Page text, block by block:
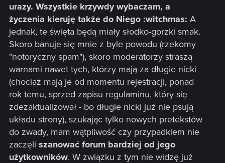
urazy. Wszystkie krzywdy wybaczam, a
życzenia kieruję także do Niego :witchmas: A
jednak, te święta będą miały słodko-gorzki smak.
Skoro banuje się mnie z byle powodu (rzekomy
"notoryczny spam"), skoro moderatorzy straszą
warnami nawet tych, którzy mają za długie nicki
(chociaż mają je od momentu rejestracji, ponad
rok temu, sprzed zapisu regulaminu, który się
zdezaktualizował - bo długie nicki już nie psują
układu strony), szukając tylko nowych pretekstów
do zwady, mam wątpliwość czy przypadkiem nie
zaczęli szanować forum bardziej od jego
użytkowników. W związku z tym nie widzę już